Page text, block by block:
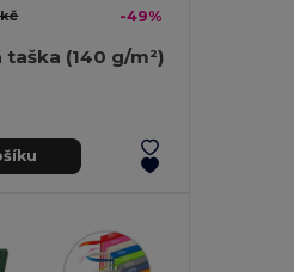
-49%
taška (140 g/m²)